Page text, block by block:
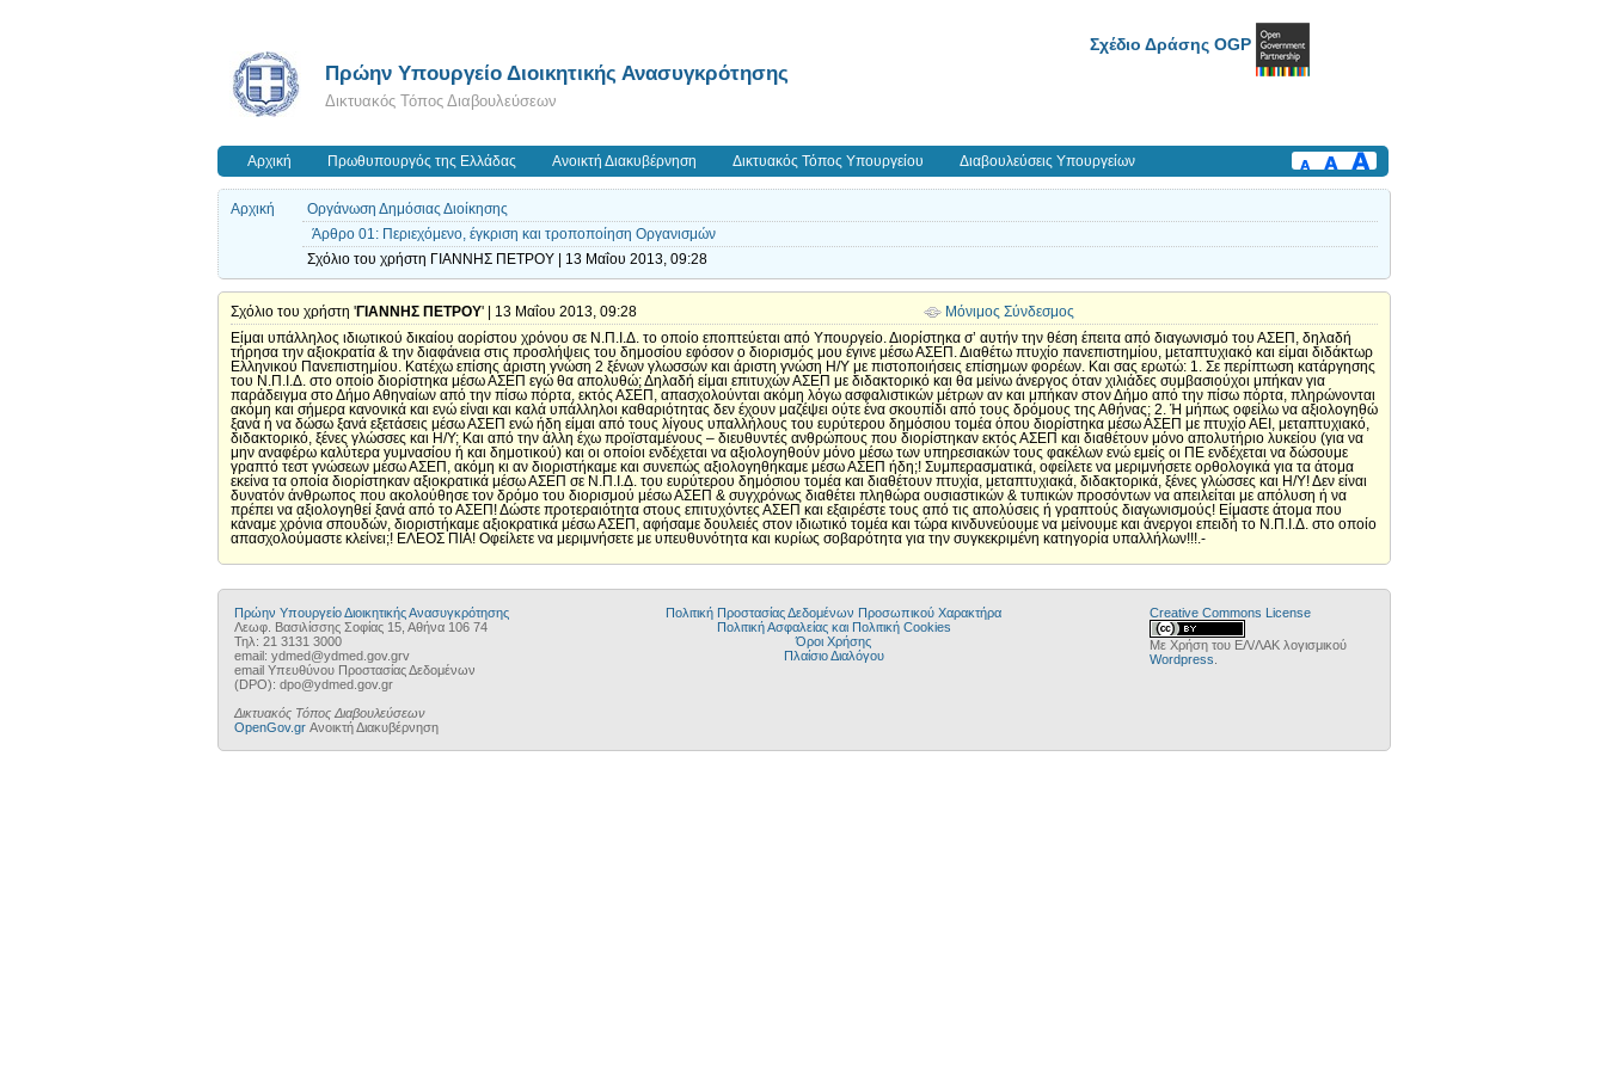
Πρώην Υπουργείο Διοικητικής Ανασυγκρότησης
Δικτυακός Τόπος Διαβουλεύσεων
Σχέδιο Δράσης OGP
Αρχική Πρωθυπουργός της Ελλάδας Ανοικτή Διακυβέρνηση Δικτυακός Τόπος Υπουργείου Διαβουλεύσεις Υπουργείων
Αρχική
Οργάνωση Δημόσιας Διοίκησης
Άρθρο 01: Περιεχόμενο, έγκριση και τροποποίηση Οργανισμών
Σχόλιο του χρήστη ΓΙΑΝΝΗΣ ΠΕΤΡΟΥ | 13 Μαΐου 2013, 09:28
Σχόλιο του χρήστη 'ΓΙΑΝΝΗΣ ΠΕΤΡΟΥ' | 13 Μαΐου 2013, 09:28
Μόνιμος Σύνδεσμος
Είμαι υπάλληλος ιδιωτικού δικαίου αορίστου χρόνου σε Ν.Π.Ι.Δ. το οποίο εποπτεύεται από Υπουργείο. Διορίστηκα σ’ αυτήν την θέση έπειτα από διαγωνισμό του ΑΣΕΠ, δηλαδή
τήρησα την αξιοκρατία & την διαφάνεια στις προσλήψεις του δημοσίου εφόσον ο διορισμός μου έγινε μέσω ΑΣΕΠ. Διαθέτω πτυχίο πανεπιστημίου, μεταπτυχιακό και είμαι διδάκτωρ
Ελληνικού Πανεπιστημίου. Κατέχω επίσης άριστη γνώση 2 ξένων γλωσσών και άριστη γνώση Η/Υ με πιστοποιήσεις επίσημων φορέων. Και σας ερωτώ: 1. Σε περίπτωση κατάργησης
του Ν.Π.Ι.Δ. στο οποίο διορίστηκα μέσω ΑΣΕΠ εγώ θα απολυθώ; Δηλαδή είμαι επιτυχών ΑΣΕΠ με διδακτορικό και θα μείνω άνεργος όταν χιλιάδες συμβασιούχοι μπήκαν για
παράδειγμα στο Δήμο Αθηναίων από την πίσω πόρτα, εκτός ΑΣΕΠ, απασχολούνται ακόμη λόγω ασφαλιστικών μέτρων αν και μπήκαν στον Δήμο από την πίσω πόρτα, πληρώνονται
ακόμη και σήμερα κανονικά και ενώ είναι και καλά υπάλληλοι καθαριότητας δεν έχουν μαζέψει ούτε ένα σκουπίδι από τους δρόμους της Αθήνας; 2. Ή μήπως οφείλω να αξιολογηθώ
ξανά ή να δώσω ξανά εξετάσεις μέσω ΑΣΕΠ ενώ ήδη είμαι από τους λίγους υπαλλήλους του ευρύτερου δημόσιου τομέα όπου διορίστηκα μέσω ΑΣΕΠ με πτυχίο ΑΕΙ, μεταπτυχιακό,
διδακτορικό, ξένες γλώσσες και Η/Υ; Και από την άλλη έχω προϊσταμένους – διευθυντές ανθρώπους που διορίστηκαν εκτός ΑΣΕΠ και διαθέτουν μόνο απολυτήριο λυκείου (για να
μην αναφέρω καλύτερα γυμνασίου ή και δημοτικού) και οι οποίοι ενδέχεται να αξιολογηθούν μόνο μέσω των υπηρεσιακών τους φακέλων ενώ εμείς οι ΠΕ ενδέχεται να δώσουμε
γραπτό τεστ γνώσεων μέσω ΑΣΕΠ, ακόμη κι αν διοριστήκαμε και συνεπώς αξιολογηθήκαμε μέσω ΑΣΕΠ ήδη;! Συμπερασματικά, οφείλετε να μεριμνήσετε ορθολογικά για τα άτομα
εκείνα τα οποία διορίστηκαν αξιοκρατικά μέσω ΑΣΕΠ σε Ν.Π.Ι.Δ. του ευρύτερου δημόσιου τομέα και διαθέτουν πτυχία, μεταπτυχιακά, διδακτορικά, ξένες γλώσσες και Η/Υ! Δεν είναι
δυνατόν άνθρωπος που ακολούθησε τον δρόμο του διορισμού μέσω ΑΣΕΠ & συγχρόνως διαθέτει πληθώρα ουσιαστικών & τυπικών προσόντων να απειλείται με απόλυση ή να
πρέπει να αξιολογηθεί ξανά από το ΑΣΕΠ! Δώστε προτεραιότητα στους επιτυχόντες ΑΣΕΠ και εξαιρέστε τους από τις απολύσεις ή γραπτούς διαγωνισμούς! Είμαστε άτομα που
κάναμε χρόνια σπουδών, διοριστήκαμε αξιοκρατικά μέσω ΑΣΕΠ, αφήσαμε δουλειές στον ιδιωτικό τομέα και τώρα κινδυνεύουμε να μείνουμε και άνεργοι επειδή το Ν.Π.Ι.Δ. στο οποίο
απασχολούμαστε κλείνει;! ΕΛΕΟΣ ΠΙΑ! Οφείλετε να μεριμνήσετε με υπευθυνότητα και κυρίως σοβαρότητα για την συγκεκριμένη κατηγορία υπαλλήλων!!!.-
Πρώην Υπουργείο Διοικητικής Ανασυγκρότησης
Λεωφ. Βασιλίσσης Σοφίας 15, Αθήνα 106 74
Τηλ: 21 3131 3000
email: ydmed@ydmed.gov.grv
email Υπευθύνου Προστασίας Δεδομένων
(DPO): dpo@ydmed.gov.gr
Δικτυακός Τόπος Διαβουλεύσεων
OpenGov.gr Ανοικτή Διακυβέρνηση
Πολιτική Προστασίας Δεδομένων Προσωπικού Χαρακτήρα
Πολιτική Ασφαλείας και Πολιτική Cookies
Όροι Χρήσης
Πλαίσιο Διαλόγου
Creative Commons License
Με Χρήση του ΕΛ/ΛΑΚ λογισμικού
Wordpress